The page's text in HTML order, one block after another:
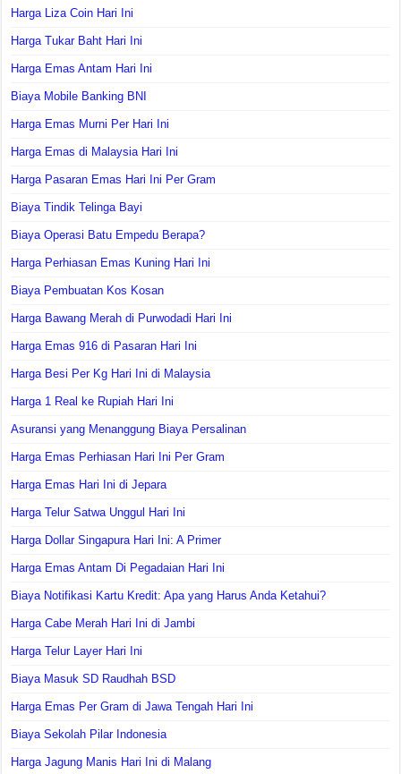
Harga Liza Coin Hari Ini
Harga Tukar Baht Hari Ini
Harga Emas Antam Hari Ini
Biaya Mobile Banking BNI
Harga Emas Murni Per Hari Ini
Harga Emas di Malaysia Hari Ini
Harga Pasaran Emas Hari Ini Per Gram
Biaya Tindik Telinga Bayi
Biaya Operasi Batu Empedu Berapa?
Harga Perhiasan Emas Kuning Hari Ini
Biaya Pembuatan Kos Kosan
Harga Bawang Merah di Purwodadi Hari Ini
Harga Emas 916 di Pasaran Hari Ini
Harga Besi Per Kg Hari Ini di Malaysia
Harga 1 Real ke Rupiah Hari Ini
Asuransi yang Menanggung Biaya Persalinan
Harga Emas Perhiasan Hari Ini Per Gram
Harga Emas Hari Ini di Jepara
Harga Telur Satwa Unggul Hari Ini
Harga Dollar Singapura Hari Ini: A Primer
Harga Emas Antam Di Pegadaian Hari Ini
Biaya Notifikasi Kartu Kredit: Apa yang Harus Anda Ketahui?
Harga Cabe Merah Hari Ini di Jambi
Harga Telur Layer Hari Ini
Biaya Masuk SD Raudhah BSD
Harga Emas Per Gram di Jawa Tengah Hari Ini
Biaya Sekolah Pilar Indonesia
Harga Jagung Manis Hari Ini di Malang